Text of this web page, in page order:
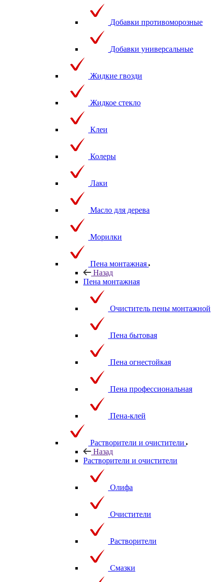
Добавки противоморозные
Добавки универсальные
Жидкие гвозди
Жидкое стекло
Клеи
Колеры
Лаки
Масло для дерева
Морилки
Пена монтажная
Назад
Пена монтажная
Очиститель пены монтажной
Пена бытовая
Пена огнестойкая
Пена профессиональная
Пена-клей
Растворители и очистители
Назад
Растворители и очистители
Олифа
Очистители
Растворители
Смазки